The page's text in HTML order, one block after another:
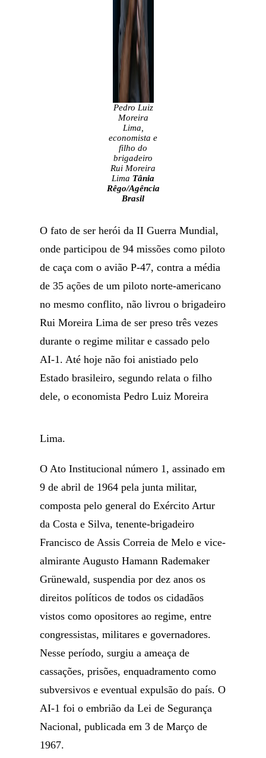
Pedro Luiz
Moreira
Lima,
economista e
filho do
brigadeiro
Rui Moreira
Lima Tânia
Rêgo/Agência
Brasil
O fato de ser herói da II Guerra Mundial,
onde participou de 94 missões como piloto
de caça com o avião P-47, contra a média
de 35 ações de um piloto norte-americano
no mesmo conflito, não livrou o brigadeiro
Rui Moreira Lima de ser preso três vezes
durante o regime militar e cassado pelo
AI-1. Até hoje não foi anistiado pelo
Estado brasileiro, segundo relata o filho
dele, o economista Pedro Luiz Moreira
Lima.
O Ato Institucional número 1, assinado em
9 de abril de 1964 pela junta militar,
composta pelo general do Exército Artur
da Costa e Silva, tenente-brigadeiro
Francisco de Assis Correia de Melo e vice-
almirante Augusto Hamann Rademaker
Grünewald, suspendia por dez anos os
direitos políticos de todos os cidadãos
vistos como opositores ao regime, entre
congressistas, militares e governadores.
Nesse período, surgiu a ameaça de
cassações, prisões, enquadramento como
subversivos e eventual expulsão do país. O
AI-1 foi o embrião da Lei de Segurança
Nacional, publicada em 3 de Março de
1967.